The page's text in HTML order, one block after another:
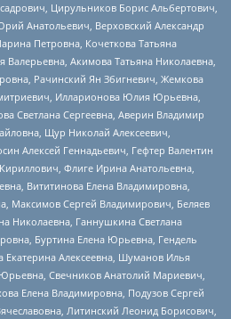
Цирульников Борис Альбертович,
Анатольевич, Верховский Александр
Петровна, Кочеткова Татьяна
Валерьевна, Акимова Татьяна Николаевна,
Рачинский Ян Збигневич, Жемкова
Илларионова Юлия Юрьевна,
Светлана Сергеевна, Аверин Владимир
Щур Николай Алексеевич,
Алексей Геннадьевич, Гефтер Валентин
Флиге Ирина Анатольевна,
Вититинова Елена Владимировна,
Максимов Сергей Владимирович, Беляев
Николаевна, Ганнушкина Светлана
Буртина Елена Юрьевна, Гендель
Алексеевна, Шуманов Илья
Свечников Анатолий Мариевич,
Елена Владимировна, Подузов Сергей
Литинский Леонид Борисович,